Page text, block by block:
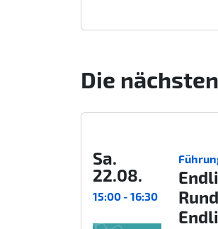
Die
Sa.
22.08.
15:00 - 16:30